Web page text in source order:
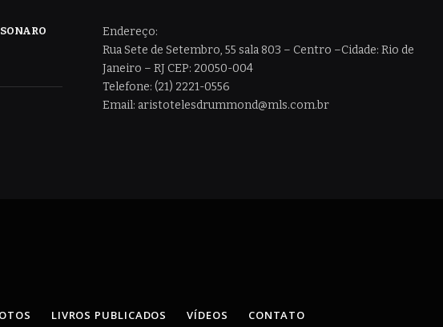
Endereço:
Rua Sete de Setembro, 55 sala 803 – Centro –Cidade: Rio de
Janeiro – RJ CEP: 20050-004
Telefone: (21) 2221-0556
Email: aristotelesdrummond@mls.com.br
LIVROS PUBLICADOS VÍDEOS CONTATO